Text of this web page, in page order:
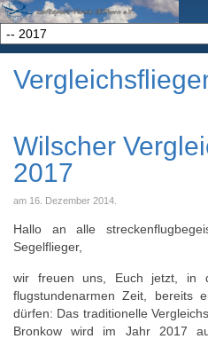
Wilscher
2017
am 16. Dezember 2014
Hallo an alle
Segelflieger,
wir freuen uns, Euch jetzt, in
flugstundenarmen Zeit, bereits
dürfen: Das traditionelle
Bronkow wird im Jahr 2017